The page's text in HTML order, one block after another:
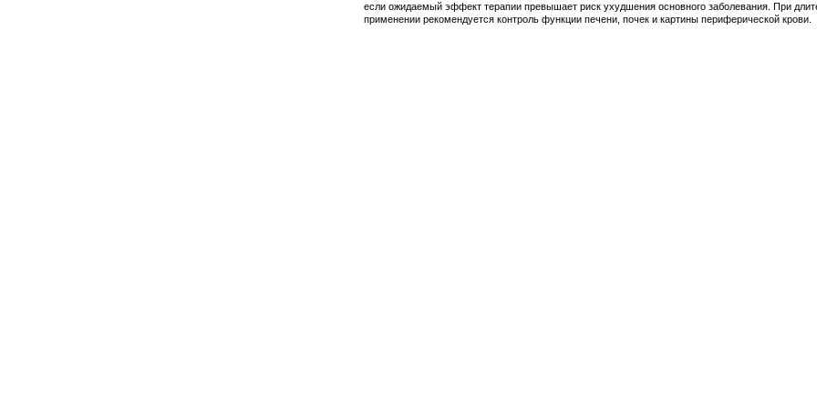
если ожидаемый эффект терапии превышает риск ухудшения основного заболевания. При
применении рекомендуется контроль функции печени, почек и картины периферической крови.